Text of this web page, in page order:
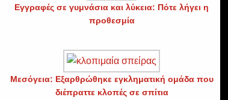
Εγγραφές σε γυμνάσια και λύκεια: Πότε λήγει η
προθεσμία
Μεσόγεια: Εξαρθρώθηκε εγκληματική ομάδα που
διέπραττε κλοπές σε σπίτια